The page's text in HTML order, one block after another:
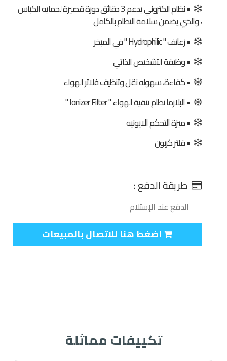
• نظام الكتروني يدعم 3 دقائق دورة قصيرة لحمايه الكباس
، والذي يضمن سلامة النظام بالكامل
• زعانف " Hydrophilic " في المبخر
• وظيفة التشخيص الذاتي
• كفاءة، سهوله نقل وتنظيف فلاتر الهواء
• البلازما نظام تنقية الهواء " Ionizer Filter "
• ميزة التحكم الايونيه
• فلتر كربون
طريقة الدفع :
الدفع عند الإستلام
اضغط هنا للاتصال بالمبيعات
تكييفات مماثلة